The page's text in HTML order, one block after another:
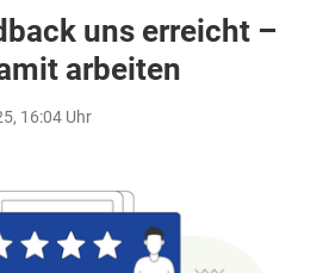
uns erreicht –
arbeiten
16:04 Uhr